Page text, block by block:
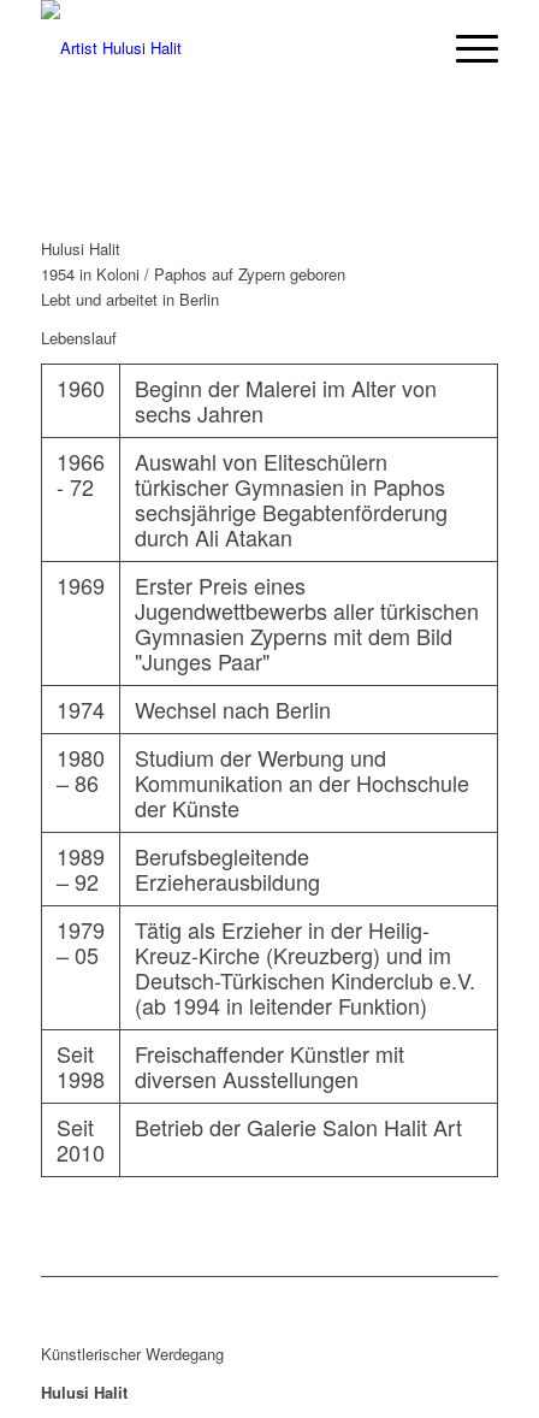
Hulusi Halit
1954 in Koloni / Paphos auf Zypern geboren
Lebt und arbeitet in Berlin
Lebenslauf
1960
Beginn der Malerei im Alter von
sechs Jahren
1966
- 72
Auswahl von Eliteschülern
türkischer Gymnasien in Paphos
sechsjährige Begabtenförderung
durch Ali Atakan
1969
Erster Preis eines
Jugendwettbewerbs aller türkischen
Gymnasien Zyperns mit dem Bild
"Junges Paar"
1974
Wechsel nach Berlin
1980
– 86
Studium der Werbung und
Kommunikation an der Hochschule
der Künste
1989
– 92
Berufsbegleitende
Erzieherausbildung
1979
– 05
Tätig als Erzieher in der Heilig-
Kreuz-Kirche (Kreuzberg) und im
Deutsch-Türkischen Kinderclub e.V.
(ab 1994 in leitender Funktion)
Seit
1998
Freischaffender Künstler mit
diversen Ausstellungen
Seit
2010
Betrieb der Galerie Salon Halit Art
Künstlerischer Werdegang
Hulusi Halit